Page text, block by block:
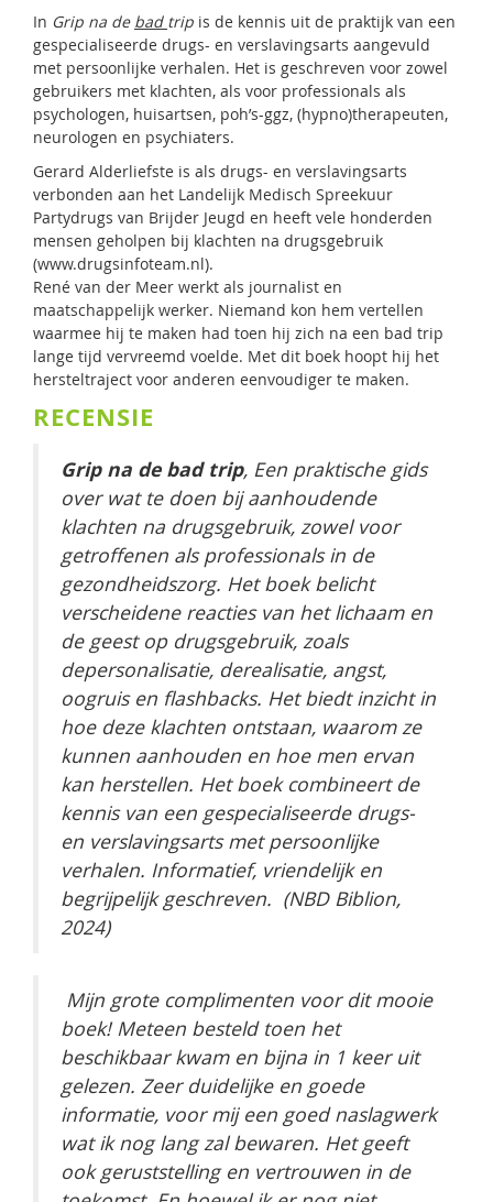
In Grip na de bad trip is de kennis uit de praktijk van een
gespecialiseerde drugs- en verslavingsarts aangevuld
met persoonlijke verhalen. Het is geschreven voor zowel
gebruikers met klachten, als voor professionals als
psychologen, huisartsen, poh’s-ggz, (hypno)therapeuten,
neurologen en psychiaters.
Gerard Alderliefste is als drugs- en verslavingsarts
verbonden aan het Landelijk Medisch Spreekuur
Partydrugs van Brijder Jeugd en heeft vele honderden
mensen geholpen bij klachten na drugsgebruik
(www.drugsinfoteam.nl).
René van der Meer werkt als journalist en
maatschappelijk werker. Niemand kon hem vertellen
waarmee hij te maken had toen hij zich na een bad trip
lange tijd vervreemd voelde. Met dit boek hoopt hij het
hersteltraject voor anderen eenvoudiger te maken.
RECENSIE
Grip na de bad trip, Een praktische gids
over wat te doen bij aanhoudende
klachten na drugsgebruik, zowel voor
getroffenen als professionals in de
gezondheidszorg. Het boek belicht
verscheidene reacties van het lichaam en
de geest op drugsgebruik, zoals
depersonalisatie, derealisatie, angst,
oogruis en flashbacks. Het biedt inzicht in
hoe deze klachten ontstaan, waarom ze
kunnen aanhouden en hoe men ervan
kan herstellen. Het boek combineert de
kennis van een gespecialiseerde drugs-
en verslavingsarts met persoonlijke
verhalen. Informatief, vriendelijk en
begrijpelijk geschreven. (NBD Biblion,
2024)
Mijn grote complimenten voor dit mooie
boek! Meteen besteld toen het
beschikbaar kwam en bijna in 1 keer uit
gelezen. Zeer duidelijke en goede
informatie, voor mij een goed naslagwerk
wat ik nog lang zal bewaren. Het geeft
ook geruststelling en vertrouwen in de